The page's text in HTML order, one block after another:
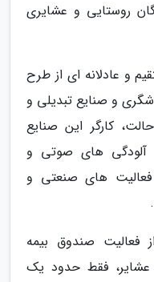
روستایی و عشایری
و عادلانه ای از طرح
و صنایع تبدیلی و
کارگر این صنایع
آلودگی های صوتی و
های صنعتی و
حدود 16 سال از فعالیت صندوق بیمه
عشایر، فقط حدود یک